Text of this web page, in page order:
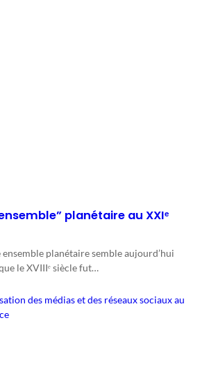
planétaire au XXIᵉ
planétaire semble aujourd’hui
le XVIIIᵉ siècle fut…